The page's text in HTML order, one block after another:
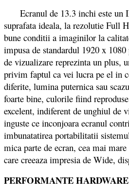
Ecranul de 13.3 inchi este un
suprafata ideala, la rezolutie Full
bune conditii a imaginilor la
impusa de standardul 1920 x
de vizualizare reprezinta un plus,
privim faptul ca vei lucra pe el in
diferite, lumina puternica sau
foarte bine, culorile fiind
excelent, indiferent de unghiul de
inguste ce inconjoara ecranul
imbunatatirea portabilitatii
mica parte de ecran, cea mai
care creeaza impresia de Wide,
PERFORMANTE